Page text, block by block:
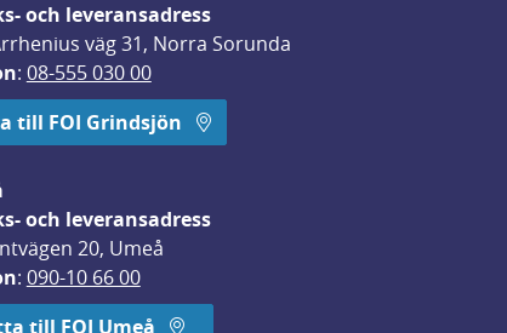
och leveransadress
väg 31, Norra Sorunda
: 08-555 030 00
till FOI Grindsjön
och leveransadress
20, Umeå
: 090-10 66 00
till FOI Umeå